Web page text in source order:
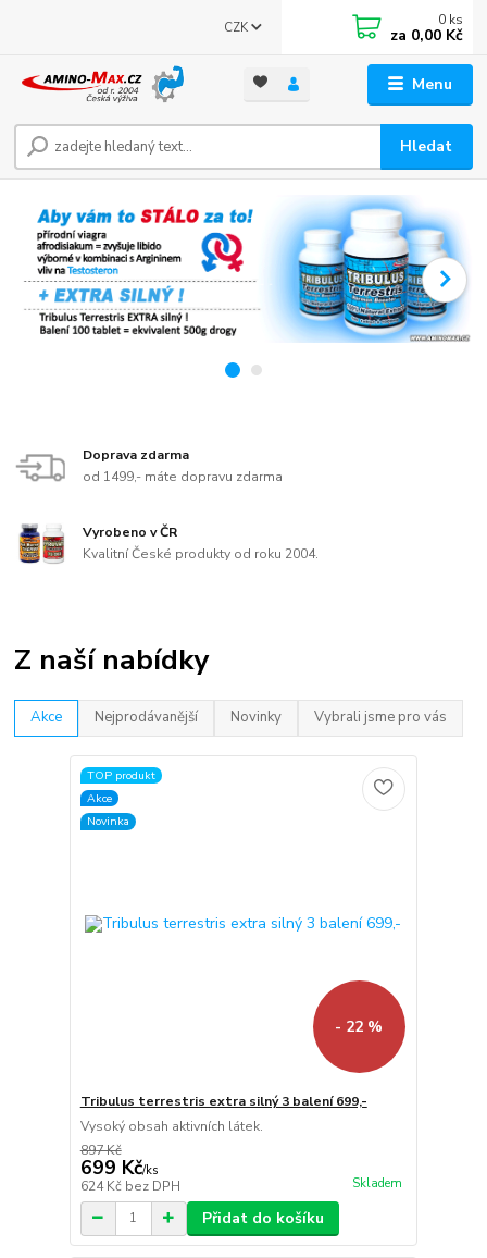
Menu
CZK
Hledat
0 ks
za 0,00 Kč
Doprava zdarma
od 1499,- máte dopravu zdarma
Vyrobeno v ČR
Kvalitní České produkty od roku 2004.
Z naší nabídky
Akce Nejprodávanější Novinky Vybrali jsme pro vás
TOP produkt
Akce
Novinka
- 22 %
Tribulus terrestris extra silný 3 balení 699,-
Vysoký obsah aktivních látek.
897 Kč
699 Kč/ks
624 Kč bez DPH Skladem
Přidat do košíku